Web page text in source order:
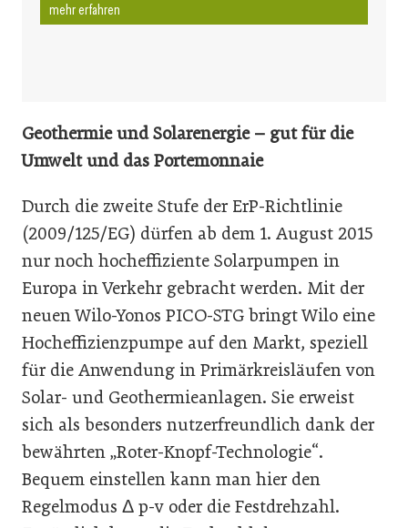
mehr erfahren
Geothermie und Solarenergie – gut für die
Umwelt und das Portemonnaie
Durch die zweite Stufe der ErP-Richtlinie
(2009/125/EG) dürfen ab dem 1. August 2015
nur noch hocheffiziente Solarpumpen in
Europa in Verkehr gebracht werden. Mit der
neuen Wilo-Yonos PICO-STG bringt Wilo eine
Hocheffizienzpumpe auf den Markt, speziell
für die Anwendung in Primärkreisläufen von
Solar- und Geothermieanlagen. Sie erweist
sich als besonders nutzerfreundlich dank der
bewährten „Roter-Knopf-Technologie“.
Bequem einstellen kann man hier den
Regelmodus Δ p-v oder die Festdrehzahl.